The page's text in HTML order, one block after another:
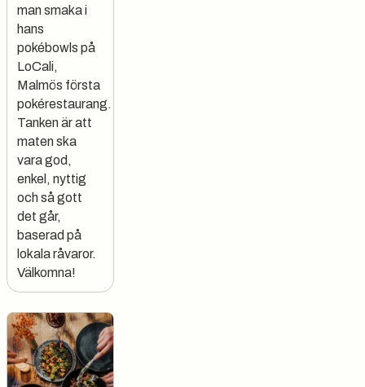
man smaka i
hans
pokébowls på
LoCali,
Malmös första
pokérestaurang.
Tanken är att
maten ska
vara god,
enkel, nyttig
och så gott
det går,
baserad på
lokala råvaror.
Välkomna!